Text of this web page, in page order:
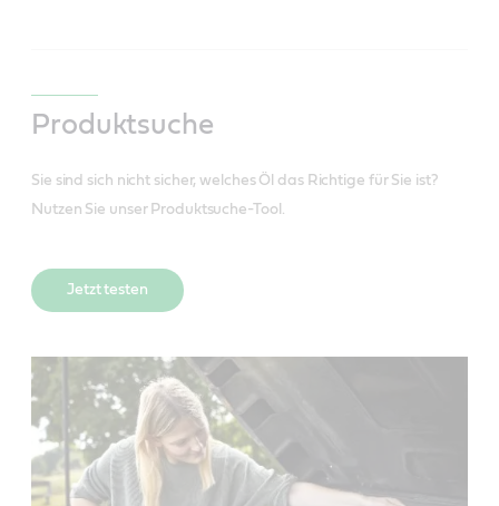
Produktsuche
Sie sind sich nicht sicher, welches Öl das Richtige für Sie ist?
Nutzen Sie unser Produktsuche-Tool.
Jetzt testen